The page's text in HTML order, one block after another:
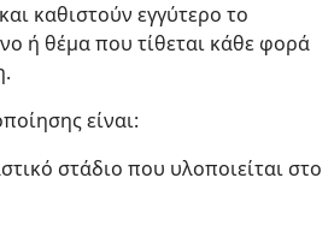
καθιστούν εγγύτερο το
ή θέμα που τίθεται κάθε φορά
είναι:
στάδιο που υλοποιείται στο